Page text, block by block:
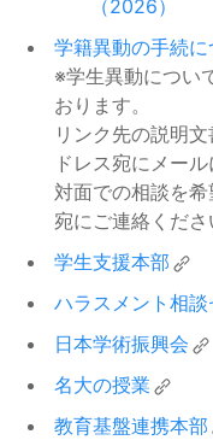
イベント等
2025/10/02
イベント等
2025/09/30
その他
学部：履修成績等
その他
2025/07/09
奨学金（JASSO）
2025/06/30
入学料・授業料免除
2025/05/08
奨学金（JASSO）
2025/04/08
民間奨学金
（2026）
学籍異動の手続に
※学生異動につい
おります。
リンク先の説明
ドレス宛にメー
対面での相談を
宛にご連絡くださ
学生支援本部
ハラスメント相談
日本学術振興会
名大の授業
教育基盤連携本部